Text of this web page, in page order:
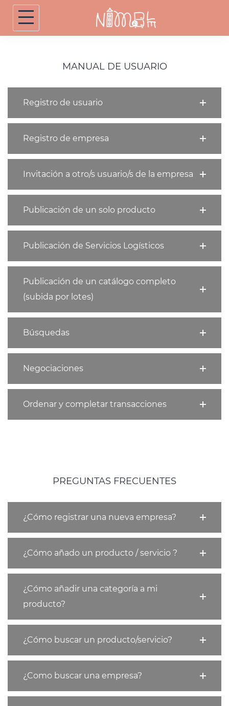
Skip
content
MANUAL DE USUARIO
Registro de usuario
Registro de empresa
Invitación a otro/s usuario/s de la empresa
Publicación de un solo producto
Publicación de Servicios Logísticos
Publicación de un catálogo completo
(subida por lotes)
Búsquedas
Negociaciones
Ordenar y completar transacciones
PREGUNTAS FRECUENTES
¿Cómo registrar una nueva empresa?
¿Cómo añado un producto / servicio ?
¿Cómo añadir una categoría a mi
producto?
¿Cómo buscar un producto/servicio?
¿Como buscar una empresa?